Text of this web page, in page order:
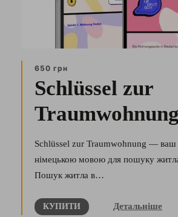
650 грн
Schlüssel zur
Traumwohnung
Schlüssel zur Traumwohnung — ваш
німецькою мовою для пошуку
Пошук житла в…
КУПИТИ Детальніше